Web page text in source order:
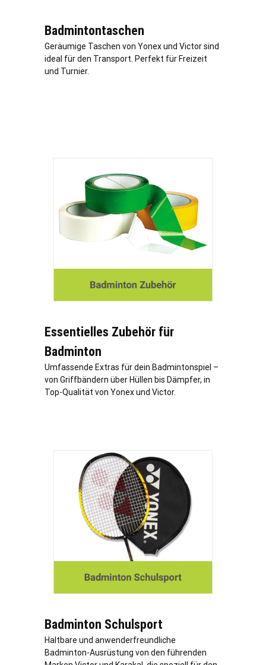
Badmintontaschen
Geräumige Taschen von Yonex und Victor sind
ideal für den Transport. Perfekt für Freizeit
und Turnier.
Essentielles Zubehör für
Badminton
Umfassende Extras für dein Badmintonspiel –
von Griffbändern über Hüllen bis Dämpfer, in
Top-Qualität von Yonex und Victor.
Badminton Schulsport
Haltbare und anwenderfreundliche
Badminton-Ausrüstung von den führenden